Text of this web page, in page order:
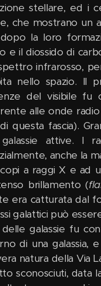
stellare, ed i
che mostrano un
la loro
e il diossido di
infrarosso,
nello spazio. Il
del visibile fu
alle onde
questa fascia).
attive. I
anche la
a raggi X e ad
brillamento (
era catturata dal
galattici può
delle galassie fu
di una galassia,
natura della Via
sconosciuti, data